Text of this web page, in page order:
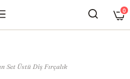
0
Set Üstü Diş Fırçalık